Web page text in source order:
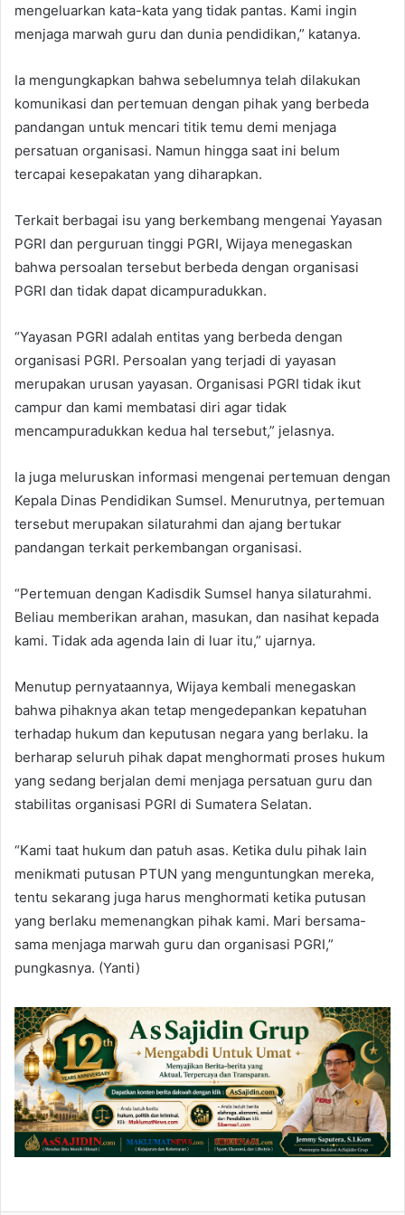
mengeluarkan kata-kata yang tidak pantas. Kami ingin
menjaga marwah guru dan dunia pendidikan,” katanya.
Ia mengungkapkan bahwa sebelumnya telah dilakukan
komunikasi dan pertemuan dengan pihak yang berbeda
pandangan untuk mencari titik temu demi menjaga
persatuan organisasi. Namun hingga saat ini belum
tercapai kesepakatan yang diharapkan.
Terkait berbagai isu yang berkembang mengenai Yayasan
PGRI dan perguruan tinggi PGRI, Wijaya menegaskan
bahwa persoalan tersebut berbeda dengan organisasi
PGRI dan tidak dapat dicampuradukkan.
“Yayasan PGRI adalah entitas yang berbeda dengan
organisasi PGRI. Persoalan yang terjadi di yayasan
merupakan urusan yayasan. Organisasi PGRI tidak ikut
campur dan kami membatasi diri agar tidak
mencampuradukkan kedua hal tersebut,” jelasnya.
Ia juga meluruskan informasi mengenai pertemuan dengan
Kepala Dinas Pendidikan Sumsel. Menurutnya, pertemuan
tersebut merupakan silaturahmi dan ajang bertukar
pandangan terkait perkembangan organisasi.
“Pertemuan dengan Kadisdik Sumsel hanya silaturahmi.
Beliau memberikan arahan, masukan, dan nasihat kepada
kami. Tidak ada agenda lain di luar itu,” ujarnya.
Menutup pernyataannya, Wijaya kembali menegaskan
bahwa pihaknya akan tetap mengedepankan kepatuhan
terhadap hukum dan keputusan negara yang berlaku. Ia
berharap seluruh pihak dapat menghormati proses hukum
yang sedang berjalan demi menjaga persatuan guru dan
stabilitas organisasi PGRI di Sumatera Selatan.
“Kami taat hukum dan patuh asas. Ketika dulu pihak lain
menikmati putusan PTUN yang menguntungkan mereka,
tentu sekarang juga harus menghormati ketika putusan
yang berlaku memenangkan pihak kami. Mari bersama-
sama menjaga marwah guru dan organisasi PGRI,”
pungkasnya. (Yanti)